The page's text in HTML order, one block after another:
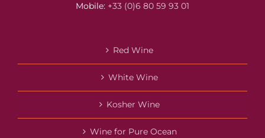
Mobile: +33 (0)6 80 59 93 01
Red Wine
White Wine
Kosher Wine
Wine for Pure Ocean